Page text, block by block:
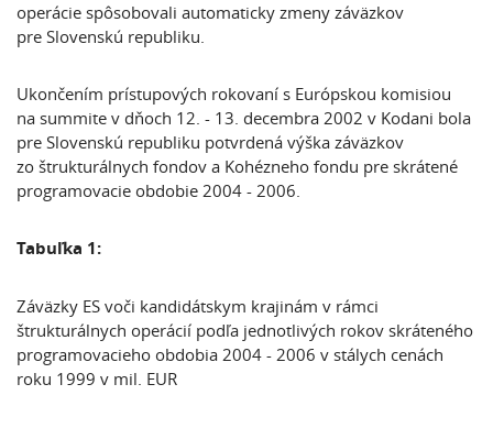
operácie spôsobovali automaticky zmeny záväzkov
pre Slovenskú republiku.
Ukončením prístupových rokovaní s Európskou komisiou
na summite v dňoch 12. - 13. decembra 2002 v Kodani bola
pre Slovenskú republiku potvrdená výška záväzkov
zo štrukturálnych fondov a Kohézneho fondu pre skrátené
programovacie obdobie 2004 - 2006.
Tabuľka 1:
Záväzky ES voči kandidátskym krajinám v rámci
štrukturálnych operácií podľa jednotlivých rokov skráteného
programovacieho obdobia 2004 - 2006 v stálych cenách
roku 1999 v mil. EUR